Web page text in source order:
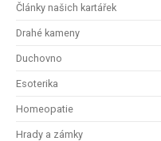
Články našich kartářek
Drahé kameny
Duchovno
Esoterika
Homeopatie
Hrady a zámky